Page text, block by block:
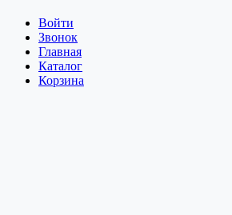
Войти
Звонок
Главная
Каталог
Корзина